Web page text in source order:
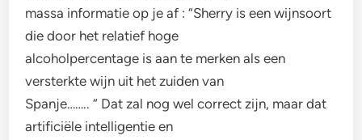
massa informatie op je af : “Sherry is een wijnsoort
die door het relatief hoge
alcoholpercentage is aan te merken als een
versterkte wijn uit het zuiden van
Spanje…….. “ Dat zal nog wel correct zijn, maar dat
artificiële intelligentie en